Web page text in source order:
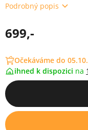
Podrobný popis
699,-
Očekáváme do
ihned k dispozici na